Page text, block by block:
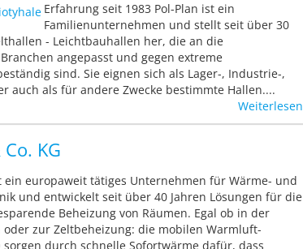
Erfahrung seit 1983 Pol-Plan ist ein
Familienunternehmen und stellt seit über 30
- Leichtbauhallen her, die an die
angepasst und gegen extreme
sind. Sie eignen sich als Lager-, Industrie-,
auch als für andere Zwecke bestimmte Hallen....
Weiterlesen
KG
ein europaweit tätiges Unternehmen für Wärme- und
und entwickelt seit über 40 Jahren Lösungen für die
Beheizung von Räumen. Egal ob in der
zur Zeltbeheizung: die mobilen Warmluft-
sorgen durch schnelle Sofortwärme dafür, dass